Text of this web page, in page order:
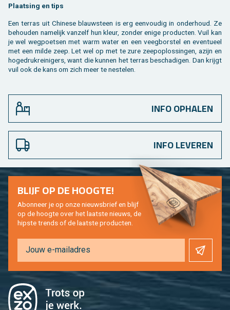
Plaat­sing en tips
Een ter­ras uit Chi­ne­se blauw­steen is erg een­vou­dig in on­der­houd. Ze
be­hou­den na­me­lijk van­zelf hun kleur, zon­der enige pro­duc­ten. Vuil kan
je wel weg­poet­sen met warm water en een veeg­bor­stel en even­tu­eel
met een milde zeep. Let wel op met te zure zee­pop­los­sin­gen, azijn en
ho­ge­druk­rei­ni­gers, want die kun­nen het ter­ras be­scha­di­gen. Dan krijgt
vuil ook de kans om zich meer te nes­te­len.
INFO OPHALEN
INFO LEVEREN
BLIJF OP DE HOOG­TE!
Abon­neer je op onze nieuws­brief en blijf
op de hoog­te over het laat­ste nieuws, de
hip­s­te trends of de laat­ste pro­duc­ten.